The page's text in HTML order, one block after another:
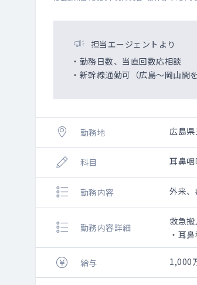
担当エージェントより
・勤務日数、当直回数応相談
・新幹線通勤可（広島～岡山間を
勤務地 広島
科目 耳鼻咽
勤務内容 外来
勤務内容詳細
救急
・耳
給与 1,000